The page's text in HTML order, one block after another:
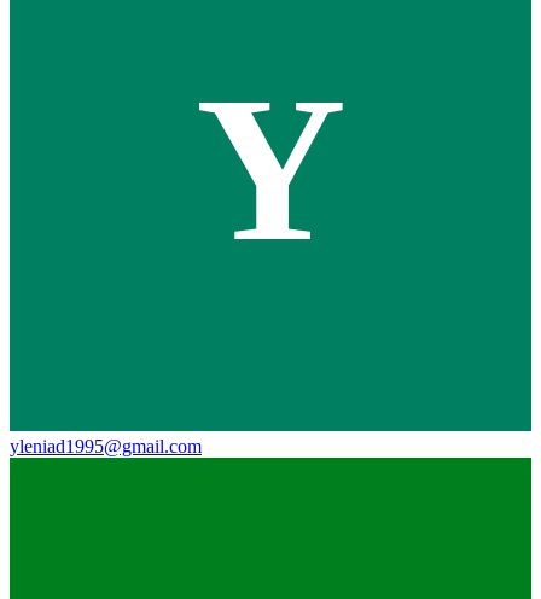
Y
yleniad1995@gmail.com